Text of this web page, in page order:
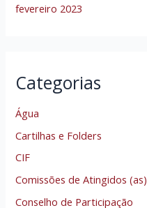
fevereiro 2023
Categorias
Água
Cartilhas e Folders
CIF
Comissões de Atingidos (as)
Conselho de Participação